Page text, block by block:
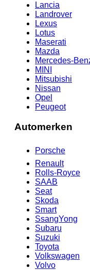
Lancia
Landrover
Lexus
Lotus
Maserati
Mazda
Mercedes-
MINI
Mitsubishi
Nissan
Opel
Peugeot
Automerken
Porsche
Renault
Rolls-Royce
SAAB
Seat
Skoda
Smart
SsangYong
Subaru
Suzuki
Toyota
Volkswagen
Volvo